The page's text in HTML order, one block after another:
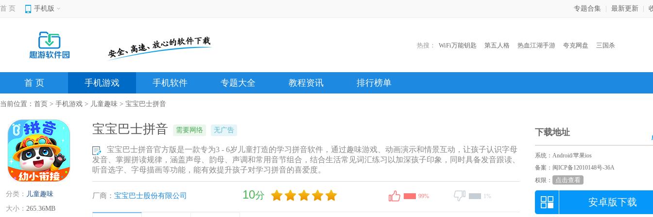
首 页 手机版 专题合集 最新更新
热搜： WiFi万能钥匙 第五人格 热血江湖手游 夸克网盘 三国杀
首 页 手机游戏 手机软件 专题大全 教程资讯 排行榜单
当前位置： 首页 > 手机游戏 > 儿童趣味 > 宝宝巴士拼音
分类： 儿童趣味
大小： 265.36MB
宝宝巴士拼音 需要网络 无广告
宝宝巴士拼音官方版是一款专为3 - 6岁儿童打造的学习拼音软件，通过趣味游戏、动画演示和情景互动，让孩子认识字母
发音、掌握拼读规律，涵盖声母、韵母、声调和常用音节组合，结合生活常见词汇练习以加深孩子印象，同时具备发音跟读、
听音选字、字母描画等功能，能有效提升孩子对学习拼音的喜爱度。
厂商： 宝宝巴士股份有限公司 10分 99% 1%
下载地址
系统：Android/苹果ios
备案：闽ICP备12010148号-36A
权限：
点击查看
安卓版下载